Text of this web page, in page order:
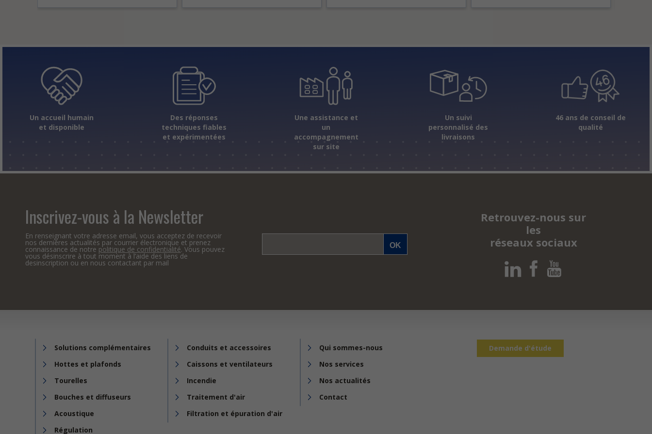
Un accueil humain
et disponible
Des réponses
techniques fiables
et expérimentées
Une assistance et
un
accompagnement
sur site
Un suivi
personnalisé des
livraisons
46 ans de conseil de
qualité
Inscrivez-vous à la Newsletter
En renseignant votre adresse email, vous acceptez de recevoir
nos dernières actualités par courrier électronique et prenez
connaissance de notre politique de confidentialité. Vous pouvez
vous désinscrire à tout moment à l’aide des liens de
desinscription ou en nous contactant par mail
Retrouvez-nous sur
les
réseaux sociaux
Solutions complémentaires
Conduits et accessoires
Hottes et plafonds
Caissons et ventilateurs
Tourelles
Incendie
Bouches et diffuseurs
Traitement d'air
Acoustique
Filtration et épuration d'air
Régulation
Qui sommes-nous
Nos services
Nos actualités
Contact
Demande d'étude